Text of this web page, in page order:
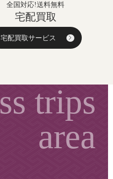
全国対応!送料無料
宅配買取
宅配買取サービス